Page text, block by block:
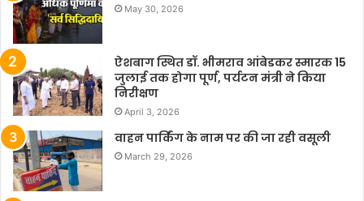
May 30, 2026
ऐशबाग स्थित डॉ. भीमराव आंबेडकर स्मारक 15
जुलाई तक होगा पूर्ण, पर्यटन मंत्री ने किया
निरीक्षण
April 3, 2026
वाहन पार्किंग के नाम पर की जा रही वसूली
March 29, 2026